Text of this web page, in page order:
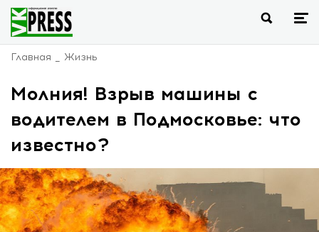
Главная Жизнь
Молния! Взрыв машины с
водителем в Подмосковье: что
известно?